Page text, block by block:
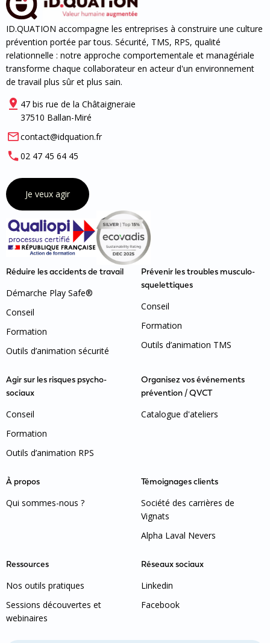
ID.QUATION accompagne les entreprises à construire une culture
prévention portée par tous. Sécurité, TMS, RPS, qualité
relationnelle : notre approche comportementale et managériale
transforme chaque collaborateur en acteur d'un environnement
de travail plus sûr et plus sain.
47 bis rue de la Châtaigneraie
37510 Ballan-Miré
contact@idquation.fr
02 47 45 64 45
Je veux agir
Réduire les accidents de travail
Démarche Play Safe®
Conseil
Formation
Outils d’animation sécurité
Prévenir les troubles musculo-
squelettiques
Conseil
Formation
Outils d’animation TMS
Agir sur les risques psycho-
sociaux
Conseil
Formation
Outils d’animation RPS
Organisez vos événements
prévention / QVCT
Catalogue d'ateliers
À propos
Qui sommes-nous ?
Témoignages clients
Société des carrières de
Vignats
Alpha Laval Nevers
Ressources
Nos outils pratiques
Sessions découvertes et
webinaires
Réseaux sociaux
Linkedin
Facebook